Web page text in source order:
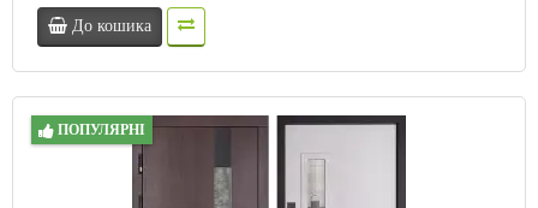
До кошика
ПОПУЛЯРНІ